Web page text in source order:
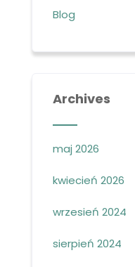
Blog
Archives
maj 2026
kwiecień 2026
wrzesień 2024
sierpień 2024